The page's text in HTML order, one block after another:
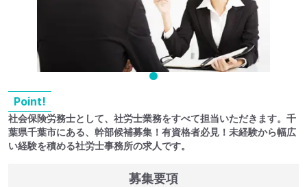
Point!
社会保険労務士として、社労士業務をすべて担当いただきます。千
葉県千葉市にある、幹部候補募集！有資格者必見！未経験から幅広
い経験を積める社労士事務所の求人です。
募集要項